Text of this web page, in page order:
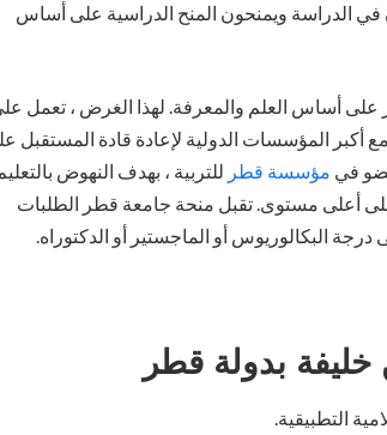
في الدراسة ويمنحون المنح الدراسية على أساس
على أساس العلم والمعرفة. لهذا الغرض ، تعمل
أكبر المؤسسات الدولية لإعادة قادة المستقبل
مؤسسة قطر للتربية ، بهدف النهوض
أعلى مستوى. تقبل منحة جامعة قطر الطلبات
البكالوريوس أو الماجستير أو الدكتوراه.
بدولة قطر
التطبيقية.